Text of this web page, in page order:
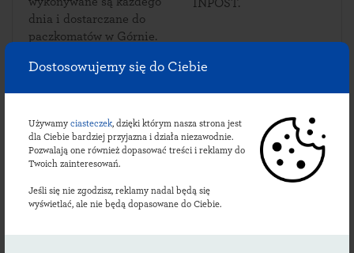
Dostosowujemy się do Ciebie
Używamy ciasteczek, dzięki którym nasza strona jest
dla Ciebie bardziej przyjazna i działa niezawodnie.
Pozwalają one również dopasować treści i reklamy do
Twoich zainteresowań.
Jeśli się nie zgodzisz, reklamy nadal będą się
wyświetlać, ale nie będą dopasowane do Ciebie.
dnia i dostarczane do
paczkomatów w Górnie.
INPOST.
Sprawdź lokalizacje
górzeńskich
paczkomatów: